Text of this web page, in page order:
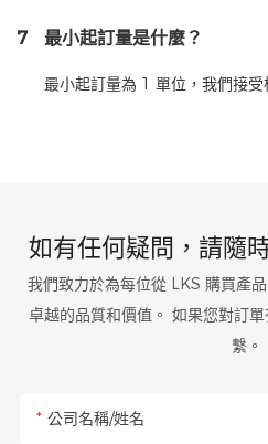
7 最小起訂量是什麼？
最小起訂量為 1 單位，我們接受
如有任何疑問，請隨
我們致力於為每位從 LKS 購買產
卓越的品質和價值。 如果您對訂
繫。
公司名稱/姓名